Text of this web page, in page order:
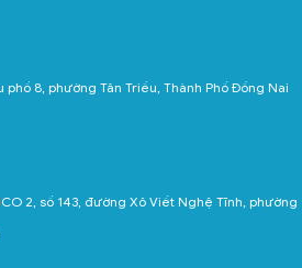
8, phường Tân Triều, Thành Phố Đồng Nai
2, số 143, đường Xô Viết Nghệ Tĩnh, phường